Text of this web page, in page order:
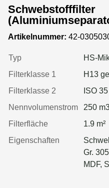
Schwebstofffilter
Gr. 305x305x150
Rahmen: MDF,
Artikelnummer: 42-
Typ
HS-
Filterklasse 1
H13
Filterklasse 2
ISO
Nennvolumenstrom
250
Filterfläche
1.9 m²
Eigenschaften
Gr.
MDF,